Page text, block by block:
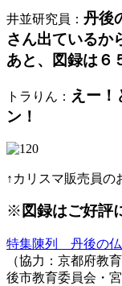
井並研究員： 丹後
さん出ているか
あと、図録は６
トラりん： えー！
ン！
↑カリスマ販売員の
※ 図録はご好評
特集陳列 丹後の
（協力：京都府教
後市教育委員会・